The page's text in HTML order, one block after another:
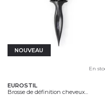
NOUVEAU
En
EUROSTIL
Brosse de définition cheveux...